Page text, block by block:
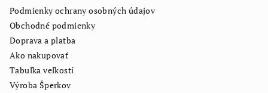
Podmienky ochrany osobných údajov
Obchodné podmienky
Doprava a platba
Ako nakupovať
Tabuľka veľkostí
Výroba Šperkov